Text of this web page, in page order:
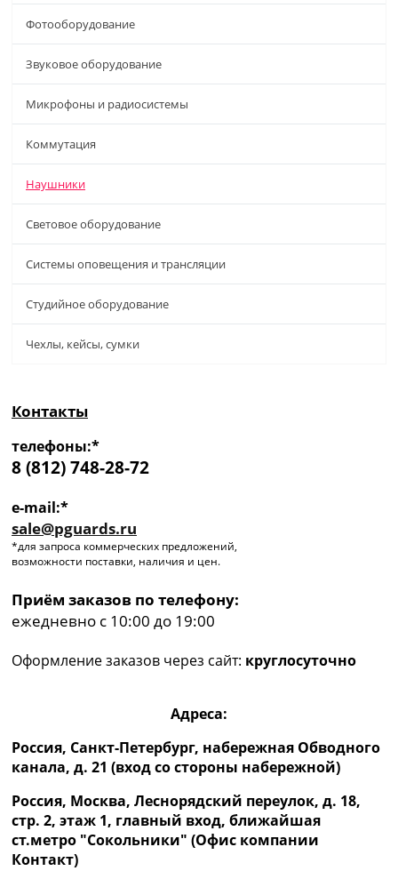
Фотооборудование
Звуковое оборудование
Микрофоны и радиосистемы
Коммутация
Наушники
Световое оборудование
Системы оповещения и трансляции
Студийное оборудование
Чехлы, кейсы, сумки
Контакты
телефоны:*
8 (812) 748-28-72
e-mail:*
sale@pguards.ru
*для запроса коммерческих предложений,
возможности поставки, наличия и цен.
Приём заказов по телефону:
ежедневно с 10:00 до 19:00
Оформление заказов через сайт: круглосуточно
Адреса:
Россия, Санкт-Петербург, набережная Обводного
канала, д. 21 (вход со стороны набережной)
Россия, Москва, Леснорядский переулок, д. 18,
стр. 2, этаж 1, главный вход, ближайшая
ст.метро "Сокольники" (Офис компании
Контакт)